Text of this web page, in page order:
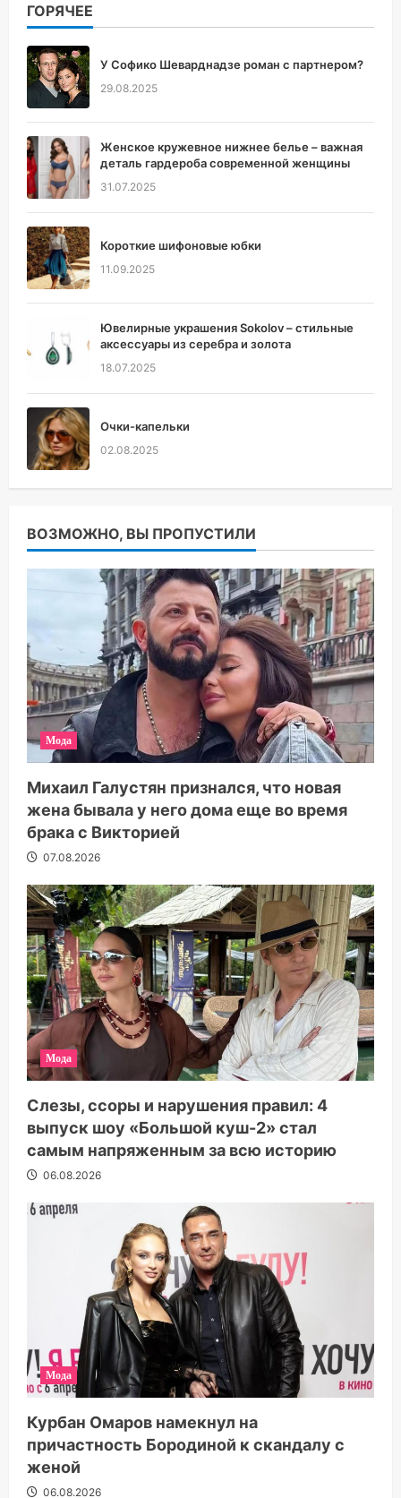
ГОРЯЧЕЕ
У Софико Шеварднадзе роман с партнером?
29.08.2025
Женское кружевное нижнее белье – важная
деталь гардероба современной женщины
31.07.2025
Короткие шифоновые юбки
11.09.2025
Ювелирные украшения Sokolov – стильные
аксессуары из серебра и золота
18.07.2025
Очки-капельки
02.08.2025
ВОЗМОЖНО, ВЫ ПРОПУСТИЛИ
Мода
Михаил Галустян признался, что новая
жена бывала у него дома еще во время
брака с Викторией
07.08.2026
Мода
Слезы, ссоры и нарушения правил: 4
выпуск шоу «Большой куш-2» стал
самым напряженным за всю историю
06.08.2026
Мода
Курбан Омаров намекнул на
причастность Бородиной к скандалу с
женой
06.08.2026